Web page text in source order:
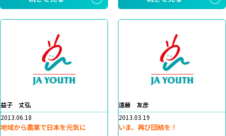
益子 丈弘
2013.06.18
地域から農業で日本を元気に
遠藤 友彦
2013.03.19
いま、再び団結を！